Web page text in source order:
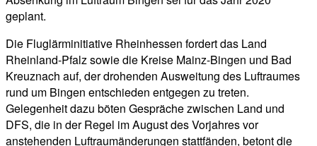
geplant.
Die Fluglärminitiative Rheinhessen fordert das Land
Rheinland-Pfalz sowie die Kreise Mainz-Bingen und Bad
Kreuznach auf, der drohenden Ausweitung des Luftraumes
rund um Bingen entschieden entgegen zu treten.
Gelegenheit dazu böten Gespräche zwischen Land und
DFS, die in der Regel im August des Vorjahres vor
anstehenden Luftraumänderungen stattfänden, betont die